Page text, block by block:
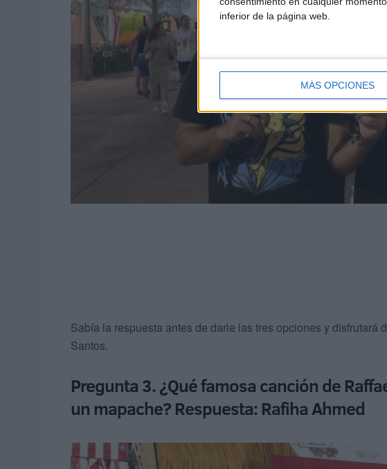
inferior de la página web.
MÁS OPCIONES
Sabía la respuesta antes de darle las tres opciones y disfrutará
Santos.
Pregunta 3. ¿Qué famosa canción de
un mapache? Respuesta: Rafiha Ahmed